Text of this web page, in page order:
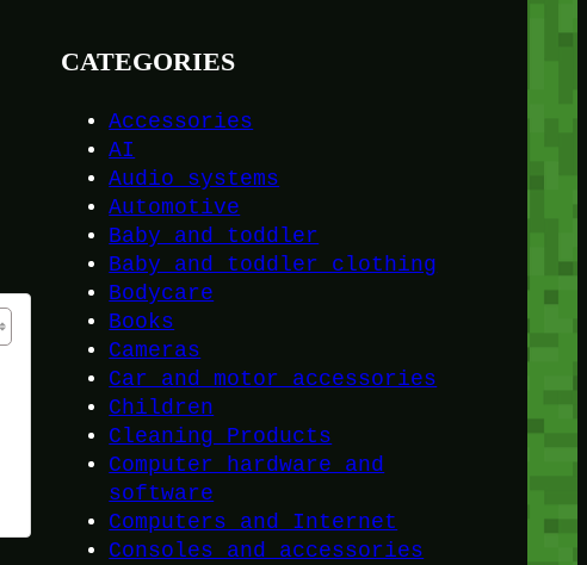
CATEGORIES
Accessories
AI
Audio systems
Automotive
Baby and toddler
Baby and toddler clothing
Bodycare
Books
Cameras
Car and motor accessories
Children
Cleaning Products
Computer hardware and
software
Computers and Internet
Consoles and accessories